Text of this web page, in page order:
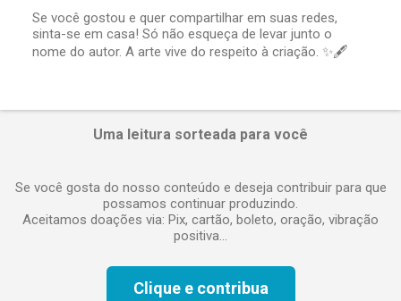
c
o
m
Se você gostou e quer compartilhar em suas redes,
sinta-se em casa! Só não esqueça de levar junto o
nome do autor. A arte vive do respeito à criação. ✨🖋️
Uma leitura sorteada para você
Se você gosta do nosso conteúdo e deseja contribuir para que
possamos continuar produzindo.
Aceitamos doações via: Pix, cartão, boleto, oração, vibração
positiva...
Clique e contribua